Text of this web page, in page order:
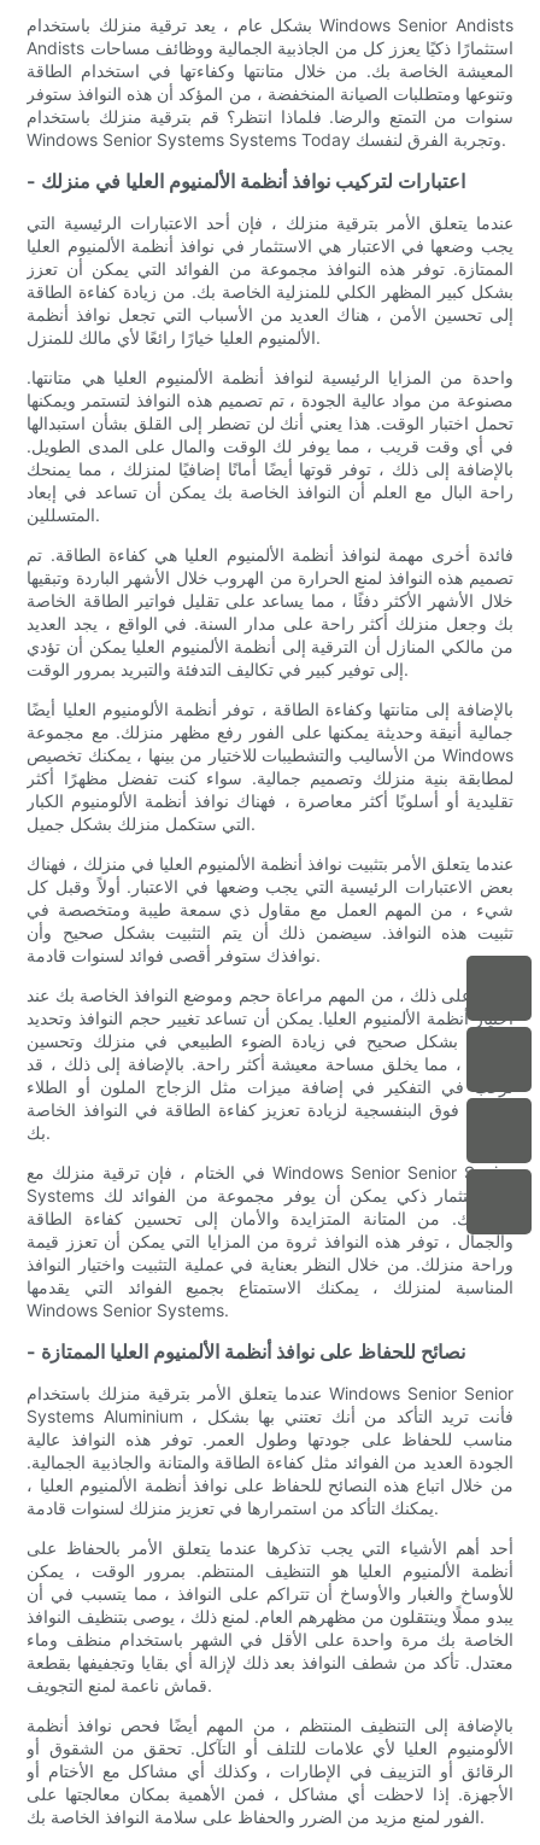
بشكل عام ، يعد ترقية منزلك باستخدام Windows Senior Andists
Andists استثمارًا ذكيًا يعزز كل من الجاذبية الجمالية ووظائف مساحات
المعيشة الخاصة بك. من خلال متانتها وكفاءتها في استخدام الطاقة
وتنوعها ومتطلبات الصيانة المنخفضة ، من المؤكد أن هذه النوافذ ستوفر
سنوات من التمتع والرضا. فلماذا انتظر؟ قم بترقية منزلك باستخدام
Windows Senior Systems Systems Today وتجربة الفرق لنفسك.
- اعتبارات لتركيب نوافذ أنظمة الألمنيوم العليا في منزلك
عندما يتعلق الأمر بترقية منزلك ، فإن أحد الاعتبارات الرئيسية التي
يجب وضعها في الاعتبار هي الاستثمار في نوافذ أنظمة الألمنيوم العليا
الممتازة. توفر هذه النوافذ مجموعة من الفوائد التي يمكن أن تعزز
بشكل كبير المظهر الكلي للمنزلية الخاصة بك. من زيادة كفاءة الطاقة
إلى تحسين الأمن ، هناك العديد من الأسباب التي تجعل نوافذ أنظمة
الألمنيوم العليا خيارًا رائعًا لأي مالك للمنزل.
واحدة من المزايا الرئيسية لنوافذ أنظمة الألمنيوم العليا هي متانتها.
مصنوعة من مواد عالية الجودة ، تم تصميم هذه النوافذ لتستمر ويمكنها
تحمل اختبار الوقت. هذا يعني أنك لن تضطر إلى القلق بشأن استبدالها
في أي وقت قريب ، مما يوفر لك الوقت والمال على المدى الطويل.
بالإضافة إلى ذلك ، توفر قوتها أيضًا أمانًا إضافيًا لمنزلك ، مما يمنحك
راحة البال مع العلم أن النوافذ الخاصة بك يمكن أن تساعد في إبعاد
المتسللين.
فائدة أخرى مهمة لنوافذ أنظمة الألمنيوم العليا هي كفاءة الطاقة. تم
تصميم هذه النوافذ لمنع الحرارة من الهروب خلال الأشهر الباردة وتبقيها
خلال الأشهر الأكثر دفئًا ، مما يساعد على تقليل فواتير الطاقة الخاصة
بك وجعل منزلك أكثر راحة على مدار السنة. في الواقع ، يجد العديد
من مالكي المنازل أن الترقية إلى أنظمة الألمنيوم العليا يمكن أن تؤدي
إلى توفير كبير في تكاليف التدفئة والتبريد بمرور الوقت.
بالإضافة إلى متانتها وكفاءة الطاقة ، توفر أنظمة الألومنيوم العليا أيضًا
جمالية أنيقة وحديثة يمكنها على الفور رفع مظهر منزلك. مع مجموعة
من الأساليب والتشطيبات للاختيار من بينها ، يمكنك تخصيص Windows
لمطابقة بنية منزلك وتصميم جمالية. سواء كنت تفضل مظهرًا أكثر
تقليدية أو أسلوبًا أكثر معاصرة ، فهناك نوافذ أنظمة الألومنيوم الكبار
التي ستكمل منزلك بشكل جميل.
عندما يتعلق الأمر بتثبيت نوافذ أنظمة الألمنيوم العليا في منزلك ، فهناك
بعض الاعتبارات الرئيسية التي يجب وضعها في الاعتبار. أولاً وقبل كل
شيء ، من المهم العمل مع مقاول ذي سمعة طيبة ومتخصصة في
تثبيت هذه النوافذ. سيضمن ذلك أن يتم التثبيت بشكل صحيح وأن
نوافذك ستوفر أقصى فوائد لسنوات قادمة.
علاوة على ذلك ، من المهم مراعاة حجم وموضع النوافذ الخاصة بك عند
اختيار أنظمة الألمنيوم العليا. يمكن أن تساعد تغيير حجم النوافذ وتحديد
وضعك بشكل صحيح في زيادة الضوء الطبيعي في منزلك وتحسين
التهوية ، مما يخلق مساحة معيشة أكثر راحة. بالإضافة إلى ذلك ، قد
ترغب في التفكير في إضافة ميزات مثل الزجاج الملون أو الطلاء
للأشعة فوق البنفسجية لزيادة تعزيز كفاءة الطاقة في النوافذ الخاصة
بك.
في الختام ، فإن ترقية منزلك مع Windows Senior Senior Senior
Systems هو استثمار ذكي يمكن أن يوفر مجموعة من الفوائد لك
ولعائلتك. من المتانة المتزايدة والأمان إلى تحسين كفاءة الطاقة
والجمال ، توفر هذه النوافذ ثروة من المزايا التي يمكن أن تعزز قيمة
وراحة منزلك. من خلال النظر بعناية في عملية التثبيت واختيار النوافذ
المناسبة لمنزلك ، يمكنك الاستمتاع بجميع الفوائد التي يقدمها
Windows Senior Systems.
- نصائح للحفاظ على نوافذ أنظمة الألمنيوم العليا الممتازة
عندما يتعلق الأمر بترقية منزلك باستخدام Windows Senior Senior
Systems Aluminium ، فأنت تريد التأكد من أنك تعتني بها بشكل
مناسب للحفاظ على جودتها وطول العمر. توفر هذه النوافذ عالية
الجودة العديد من الفوائد مثل كفاءة الطاقة والمتانة والجاذبية الجمالية.
من خلال اتباع هذه النصائح للحفاظ على نوافذ أنظمة الألمنيوم العليا ،
يمكنك التأكد من استمرارها في تعزيز منزلك لسنوات قادمة.
أحد أهم الأشياء التي يجب تذكرها عندما يتعلق الأمر بالحفاظ على
أنظمة الألمنيوم العليا هو التنظيف المنتظم. بمرور الوقت ، يمكن
للأوساخ والغبار والأوساخ أن تتراكم على النوافذ ، مما يتسبب في أن
يبدو مملًا وينتقلون من مظهرهم العام. لمنع ذلك ، يوصى بتنظيف النوافذ
الخاصة بك مرة واحدة على الأقل في الشهر باستخدام منظف وماء
معتدل. تأكد من شطف النوافذ بعد ذلك لإزالة أي بقايا وتجفيفها بقطعة
قماش ناعمة لمنع التجويف.
بالإضافة إلى التنظيف المنتظم ، من المهم أيضًا فحص نوافذ أنظمة
الألومنيوم العليا لأي علامات للتلف أو التآكل. تحقق من الشقوق أو
الرقائق أو التزييف في الإطارات ، وكذلك أي مشاكل مع الأختام أو
الأجهزة. إذا لاحظت أي مشاكل ، فمن الأهمية بمكان معالجتها على
الفور لمنع مزيد من الضرر والحفاظ على سلامة النوافذ الخاصة بك.